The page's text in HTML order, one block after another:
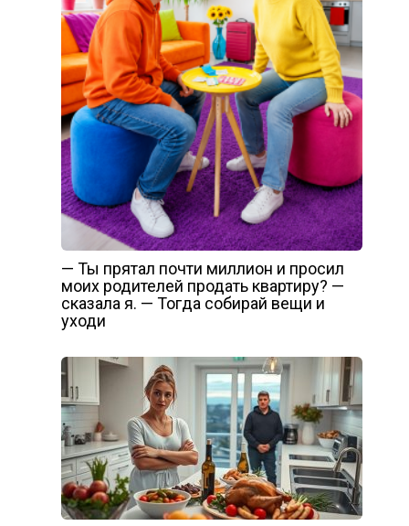
— Ты прятал почти миллион и просил
моих родителей продать квартиру? —
сказала я. — Тогда собирай вещи и
уходи